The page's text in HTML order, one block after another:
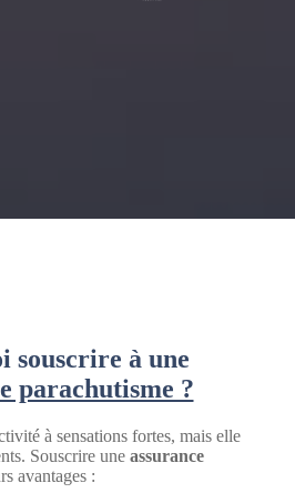
souscrire à une
parachutisme ?
à sensations fortes, mais elle
Souscrire une assurance
avantages :